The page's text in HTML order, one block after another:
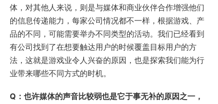
体，对其他人来说，则是与媒体和商业伙伴合作增强他们
的信息传递能力，每家公司情况都不一样，根据游戏、产
品的不同，可能需要举办不同类型的活动。我们已经看到
有公司找到了在想要触达用户的时候覆盖目标用户的方
法，这就是游戏业令人兴奋的原因，也是探索我们能为行
业带来哪些不同方式的时机。
Q：也许媒体的声音比较弱也是它于事无补的原因之一，